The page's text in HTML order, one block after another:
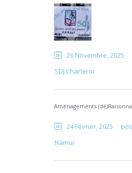
26 Novembre, 2025
SDJ Charleroi
Aménagements
24 Février, 2025
Namur